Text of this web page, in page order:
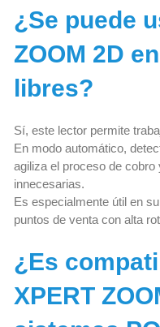
¿Se puede
ZOOM 2D
libres?
Sí, este lector permite
En modo automático,
agiliza el proceso de
innecesarias.
Es especialmente útil en
puntos de venta con alta
¿Es
XPERT